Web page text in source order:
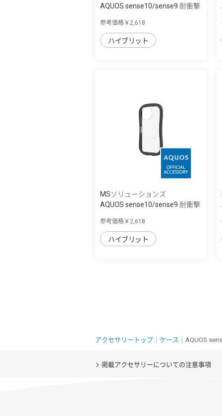
AQUOS sense10/sense9 耐衝撃
参考価格￥2,618
ハイブリット
MSソリューションズ
AQUOS sense10/sense9 耐衝撃
参考価格￥2,618
ハイブリット
アクセサリートップ ケース ｜AQUOS
掲載アクセサリーについての注意事項